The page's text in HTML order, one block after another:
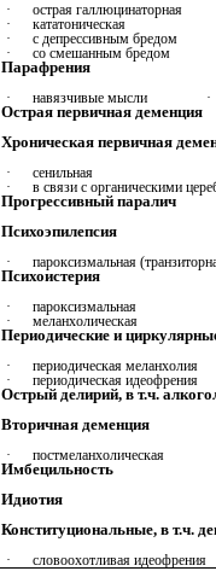
·
острая галлюцинаторная
·
кататоническая
·
с депрессивным бредом
·
со смешанным бредом
Парафрения
· навязчивые мысли ·
Острая первичная деменция
Хроническая первичная
·
сенильная
·
в связи с органическими
Прогрессивный паралич
Психоэпилепсия
· пароксизмальная
Психоистерия
·
пароксизмальная
·
меланхолическая
Периодические и
·
периодическая меланхолия
·
периодическая идеофрения
Острый делирий, в т.ч.
Вторичная деменция
· постмеланхолическая
Имбецильность
Идиотия
Конституциональные, в т.ч.
· словоохотливая идеофрения